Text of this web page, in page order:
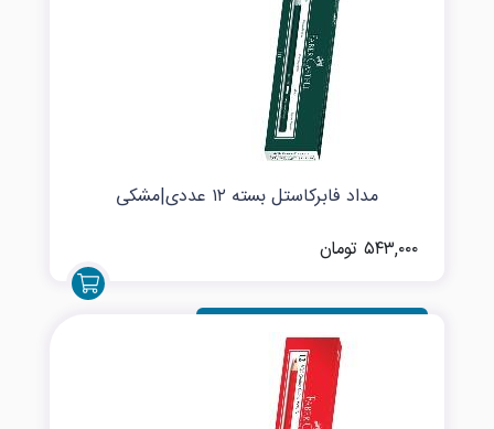
مداد فابرکاستل بسته ۱۲ عددی|مشکی
۵۴۳,۰۰۰ تومان